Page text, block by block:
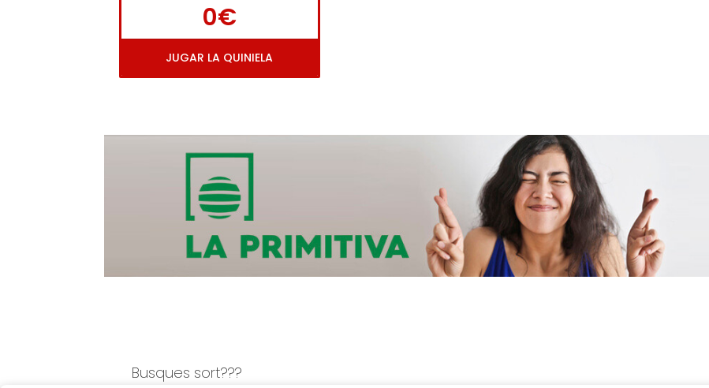
0€
JUGAR LA QUINIELA
Busques sort???